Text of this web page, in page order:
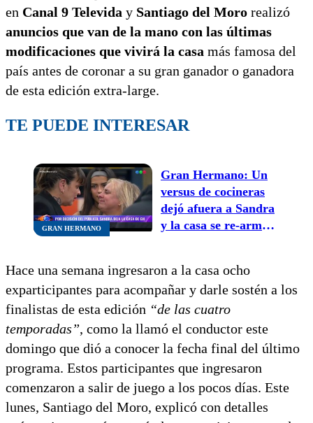
en Canal 9 Televida y Santiago del Moro realizó
anuncios que van de la mano con las últimas
modificaciones que vivirá la casa más famosa del
país antes de coronar a su gran ganador o ganadora
de esta edición extra-large.
TE PUEDE INTERESAR
GRAN HERMANO
Gran Hermano: Un
versus de cocineras
dejó afuera a Sandra
y la casa se re-arma
Hace una semana ingresaron a la casa ocho
exparticipantes para acompañar y darle sostén a los
finalistas de esta edición “de las cuatro
temporadas”, como la llamó el conductor este
domingo que dió a conocer la fecha final del último
programa. Estos participantes que ingresaron
comenzaron a salir de juego a los pocos días. Este
lunes, Santiago del Moro, explicó con detalles